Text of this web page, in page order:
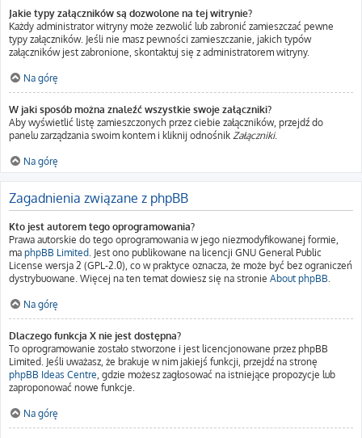
Jakie typy załączników są dozwolone na tej witrynie?
Każdy administrator witryny może zezwolić lub zabronić zamieszczać pewne
typy załączników. Jeśli nie masz pewności zamieszczanie, jakich typów
załączników jest zabronione, skontaktuj się z administratorem witryny.
Na górę
W jaki sposób można znaleźć wszystkie swoje załączniki?
Aby wyświetlić listę zamieszczonych przez ciebie załączników, przejdź do
panelu zarządzania swoim kontem i kliknij odnośnik Załączniki.
Na górę
Zagadnienia związane z phpBB
Kto jest autorem tego oprogramowania?
Prawa autorskie do tego oprogramowania w jego niezmodyfikowanej formie,
ma phpBB Limited. Jest ono publikowane na licencji GNU General Public
License wersja 2 (GPL-2.0), co w praktyce oznacza, że może być bez ograniczeń
dystrybuowane. Więcej na ten temat dowiesz się na stronie About phpBB.
Na górę
Dlaczego funkcja X nie jest dostępna?
To oprogramowanie zostało stworzone i jest licencjonowane przez phpBB
Limited. Jeśli uważasz, że brakuje w nim jakiejś funkcji, przejdź na stronę
phpBB Ideas Centre, gdzie możesz zagłosować na istniejące propozycje lub
zaproponować nowe funkcje.
Na górę